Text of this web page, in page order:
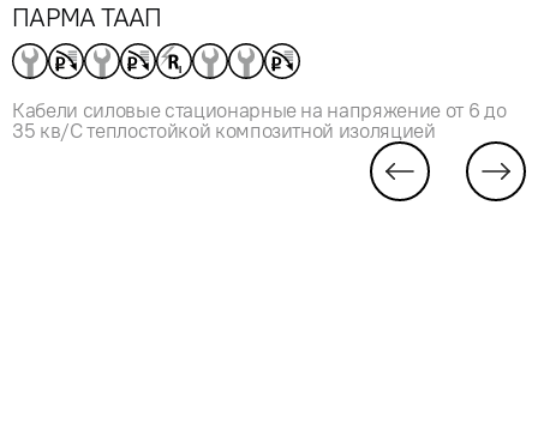
ПАРМА ТААП
Кабели силовые стационарные на напряжение от 6 до
35 кв/С теплостойкой композитной изоляцией